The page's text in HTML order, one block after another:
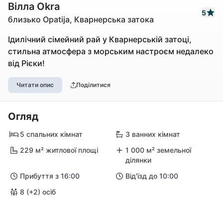
Вілла Okra
близько Opatija, Кварнерська затока
5
Ідилічний сімейний рай у Кварнерській затоці,
стильна атмосфера з морським настроєм недалеко
від Рієки!
Читати опис Поділитися
Огляд
5 спальних кімнат
3 ванних кімнат
229 м² житлової площі
1 000 м² земельної
ділянки
Прибуття з 16:00
Від'їзд до 10:00
8 (+2) осіб